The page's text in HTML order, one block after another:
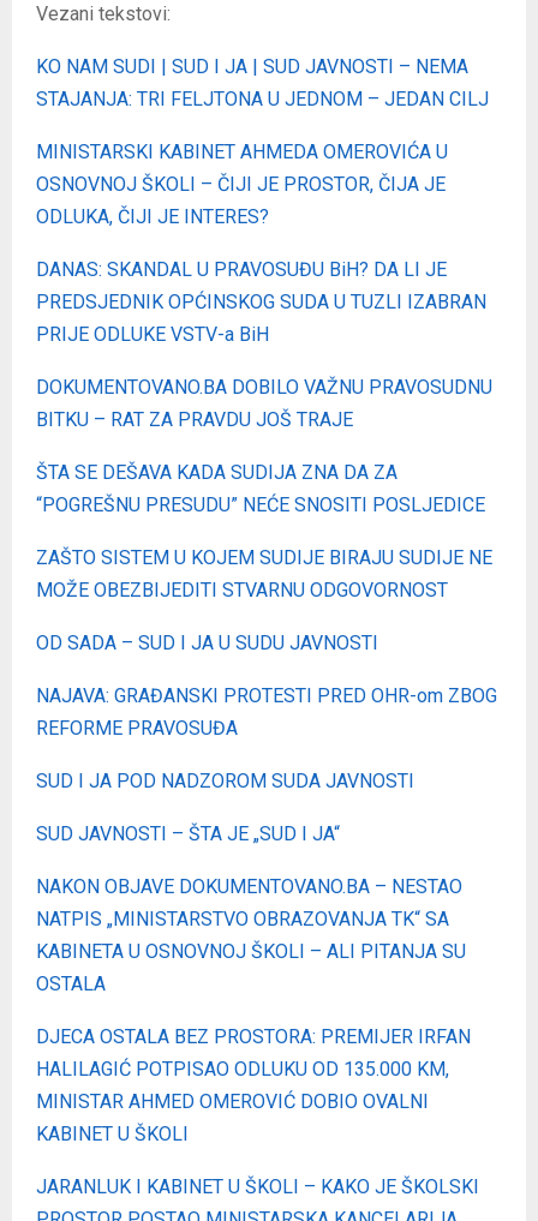
Vezani tekstovi:
KO NAM SUDI | SUD I JA | SUD JAVNOSTI – NEMA
STAJANJA: TRI FELJTONA U JEDNOM – JEDAN CILJ
MINISTARSKI KABINET AHMEDA OMEROVIĆA U
OSNOVNOJ ŠKOLI – ČIJI JE PROSTOR, ČIJA JE
ODLUKA, ČIJI JE INTERES?
DANAS: SKANDAL U PRAVOSUĐU BiH? DA LI JE
PREDSJEDNIK OPĆINSKOG SUDA U TUZLI IZABRAN
PRIJE ODLUKE VSTV-a BiH
DOKUMENTOVANO.BA DOBILO VAŽNU PRAVOSUDNU
BITKU – RAT ZA PRAVDU JOŠ TRAJE
ŠTA SE DEŠAVA KADA SUDIJA ZNA DA ZA
“POGREŠNU PRESUDU” NEĆE SNOSITI POSLJEDICE
ZAŠTO SISTEM U KOJEM SUDIJE BIRAJU SUDIJE NE
MOŽE OBEZBIJEDITI STVARNU ODGOVORNOST
OD SADA – SUD I JA U SUDU JAVNOSTI
NAJAVA: GRAĐANSKI PROTESTI PRED OHR-om ZBOG
REFORME PRAVOSUĐA
SUD I JA POD NADZOROM SUDA JAVNOSTI
SUD JAVNOSTI – ŠTA JE „SUD I JA“
NAKON OBJAVE DOKUMENTOVANO.BA – NESTAO
NATPIS „MINISTARSTVO OBRAZOVANJA TK“ SA
KABINETA U OSNOVNOJ ŠKOLI – ALI PITANJA SU
OSTALA
DJECA OSTALA BEZ PROSTORA: PREMIJER IRFAN
HALILAGIĆ POTPISAO ODLUKU OD 135.000 KM,
MINISTAR AHMED OMEROVIĆ DOBIO OVALNI
KABINET U ŠKOLI
JARANLUK I KABINET U ŠKOLI – KAKO JE ŠKOLSKI